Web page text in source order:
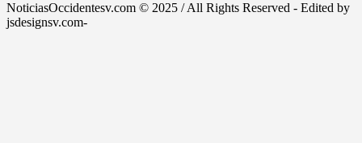
NoticiasOccidentesv.com © 2025 / All Rights Reserved - Edited by
jsdesignsv.com-